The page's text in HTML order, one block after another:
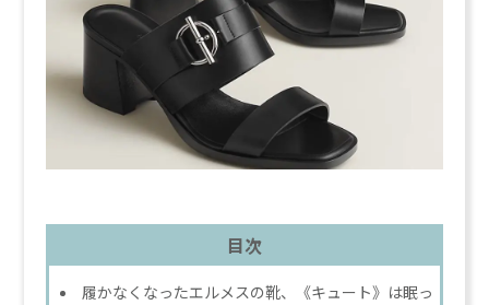
目次
履かなくなったエルメスの靴、《キュート》は眠っ